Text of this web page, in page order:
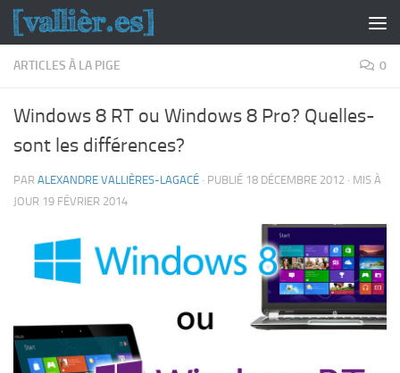
Skip to content
ARTICLES À LA PIGE 0
Windows 8 RT ou Windows 8 Pro? Quelles-
sont les différences?
PAR ALEXANDRE VALLIÈRES-LAGACÉ · PUBLIÉ 18 DÉCEMBRE 2012 · MIS À
JOUR 19 FÉVRIER 2014